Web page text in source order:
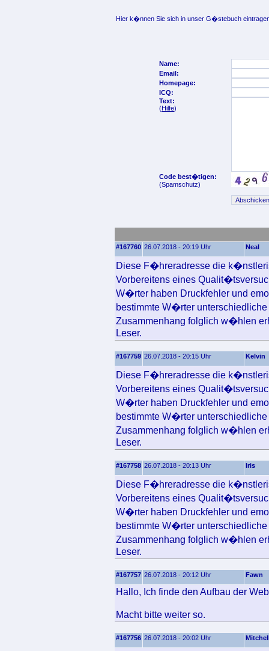
Hier k�nnen Sie sich in unser G�stebuch
Name:
Email:
Homepage:
ICQ:
Text:
(Hilfe)
Code best�tigen:
(Spamschutz)
#167760 26.07.2018 - 20:19 Uhr Neal
Diese F�hreradresse die
Vorbereitens eines
W�rter haben Druckfehler und
bestimmte W�rter
Zusammenhang folglich w�hlen
Leser.
#167759 26.07.2018 - 20:15 Uhr Kelvin
Diese F�hreradresse die
Vorbereitens eines
W�rter haben Druckfehler und
bestimmte W�rter
Zusammenhang folglich w�hlen
Leser.
#167758 26.07.2018 - 20:13 Uhr Iris
Diese F�hreradresse die
Vorbereitens eines
W�rter haben Druckfehler und
bestimmte W�rter
Zusammenhang folglich w�hlen
Leser.
#167757 26.07.2018 - 20:12 Uhr Fawn
Hallo, Ich finde den Aufbau der
Macht bitte weiter so.
#167756 26.07.2018 - 20:02 Uhr